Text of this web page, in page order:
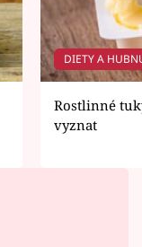
DIETY A
Rostlinné
vyznat